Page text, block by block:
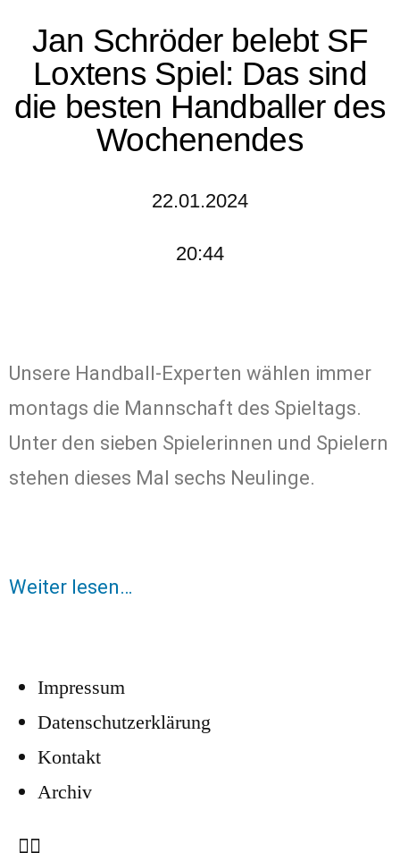
Jan Schröder belebt SF
Loxtens Spiel: Das sind
die besten Handballer des
Wochenendes
22.01.2024
20:44
Unsere Handball-Experten wählen immer
montags die Mannschaft des Spieltags.
Unter den sieben Spielerinnen und Spielern
stehen dieses Mal sechs Neulinge.
Weiter lesen…
Impressum
Datenschutzerklärung
Kontakt
Archiv